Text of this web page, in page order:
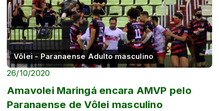
Vôlei - Paranaense Adulto masculino
26/10/2020
Amavolei Maringá encara AMVP pelo
Paranaense de Vôlei masculino